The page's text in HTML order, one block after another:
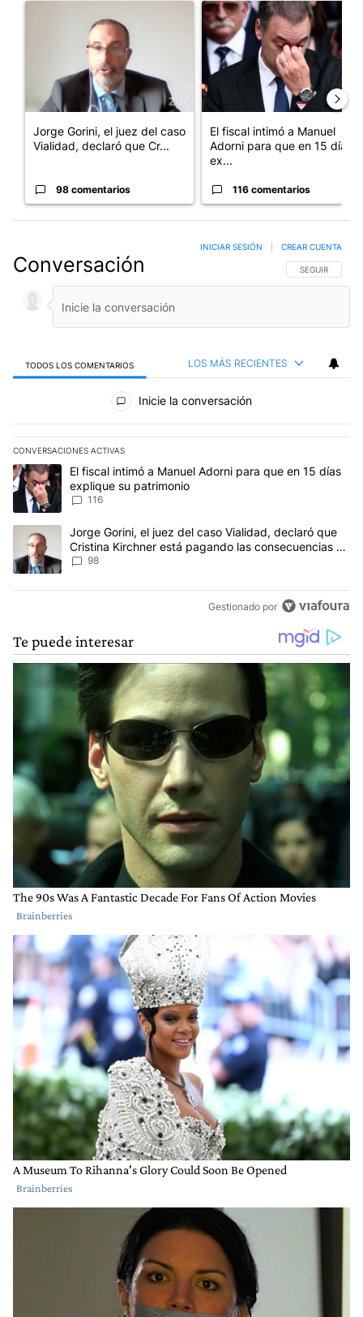
Un artículo de tendencia con el título "Jorge Gorini, el juez
Jorge Gorini, el juez del caso
Vialidad, declaró que Cr...
98 comentarios
Un artículo de tendencia con
El fiscal intimó a Manuel
Adorni para que en 15 días
ex...
116 comentarios
Conversación SIGA ESTA
SEGUIR
INICIAR SESIÓN CREAR CUENTA
TODOS LOS COMENTARIOS LOS MÁS RECIENTES
Todos los comentarios
Inicie la conversación
CONVERSACIONES ACTIVAS
Este listado muestra los artículos con más comentarios en los
Un artículo de tendencia con el título "El fiscal intimó a Manuel
El fiscal intimó a Manuel Adorni para que en 15 días
explique su patrimonio
116
Un artículo de tendencia con el título "Jorge Gorini, el juez del
Jorge Gorini, el juez del caso Vialidad, declaró que
Cristina Kirchner está pagando las consecuencias de
cometer "un delito comprobado"
98
Gestionado por